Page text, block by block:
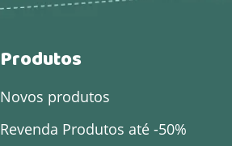
Produtos
Novos produtos
Revenda Produtos até -50%